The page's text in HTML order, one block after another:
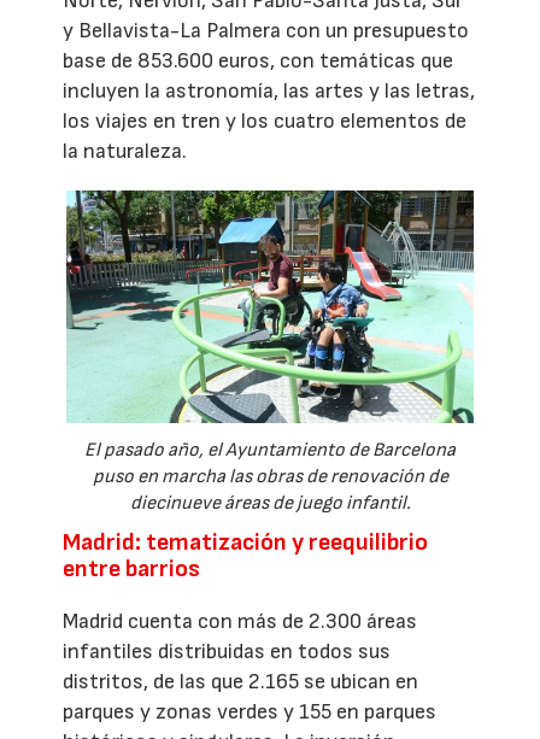
y Bellavista-La Palmera con un presupuesto
base de 853.600 euros, con temáticas que
incluyen la astronomía, las artes y las letras,
los viajes en tren y los cuatro elementos de
la naturaleza.
El pasado año, el Ayuntamiento de Barcelona
puso en marcha las obras de renovación de
diecinueve áreas de juego infantil.
Madrid: tematización y reequilibrio
entre barrios
Madrid cuenta con más de 2.300 áreas
infantiles distribuidas en todos sus
distritos, de las que 2.165 se ubican en
parques y zonas verdes y 155 en parques